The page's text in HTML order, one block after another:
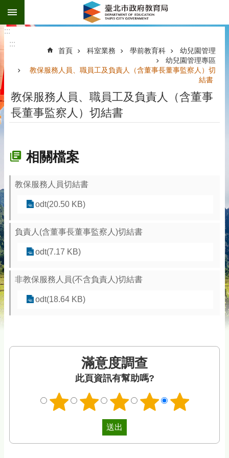
跳到主要內容區塊
:::
:::
首頁 科室業務 學前教育科
幼兒園管理
幼兒園管理專區
教保服務人員、職員工及負責人（含董事長董事監察人）切
結書
教保服務人員、職員工及負責人（含董事
長董事監察人）切結書
相關檔案
教保服務人員切結書
odt(20.50 KB)
負責人(含董事長董事監察人)切結書
odt(7.17 KB)
非教保服務人員(不含負責人)切結書
odt(18.64 KB)
滿意度調查
此頁資訊有幫助嗎?